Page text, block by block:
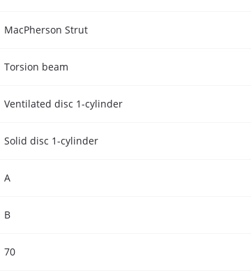
MacPherson Strut
Torsion beam
Ventilated disc 1-cylinder
Solid disc 1-cylinder
A
B
70